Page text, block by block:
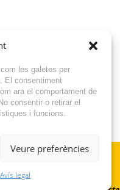
les galetes per
El consentiment
ara el comportament de
consentir o retirar el
i funcions.
Veure preferències
Avís legal